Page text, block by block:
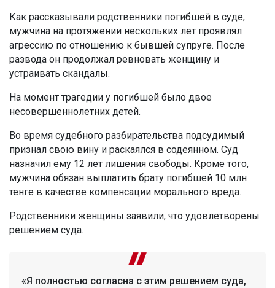
Как рассказывали родственники погибшей в суде,
мужчина на протяжении нескольких лет проявлял
агрессию по отношению к бывшей супруге. После
развода он продолжал ревновать женщину и
устраивать скандалы.
На момент трагедии у погибшей было двое
несовершеннолетних детей.
Во время судебного разбирательства подсудимый
признал свою вину и раскаялся в содеянном. Суд
назначил ему 12 лет лишения свободы. Кроме того,
мужчина обязан выплатить брату погибшей 10 млн
тенге в качестве компенсации морального вреда.
Родственники женщины заявили, что удовлетворены
решением суда.
«Я полностью согласна с этим решением суда,